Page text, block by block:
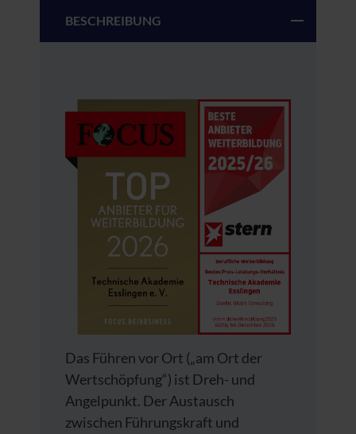
BESCHREIBUNG
Das Führen vor Ort („am Ort der
Wertschöpfung“) ist Dreh- und
Angelpunkt. Der Austausch
zwischen Führungskraft und